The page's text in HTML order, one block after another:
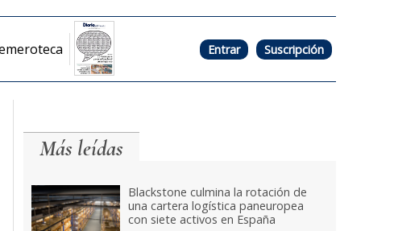
Entrar Suscripción
Más leídas
Blackstone culmina la rotación de
una cartera logística paneuropea
con siete activos en España